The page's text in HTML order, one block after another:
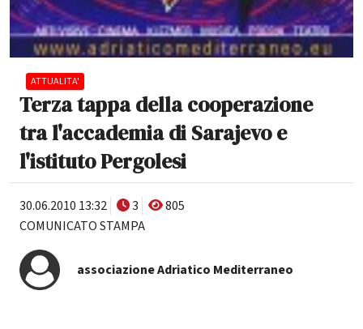
ATTUALITA'
Terza tappa della cooperazione
tra l'accademia di Sarajevo e
l'istituto Pergolesi
30.06.2010 13:32 3
805
COMUNICATO STAMPA
associazione Adriatico Mediterraneo